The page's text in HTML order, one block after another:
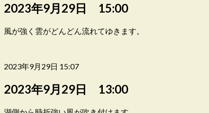
2023年9月29日 15:00
風が強く雲がどんどん流れてゆきます。
2023年9月29日 15:07
2023年9月29日 13:00